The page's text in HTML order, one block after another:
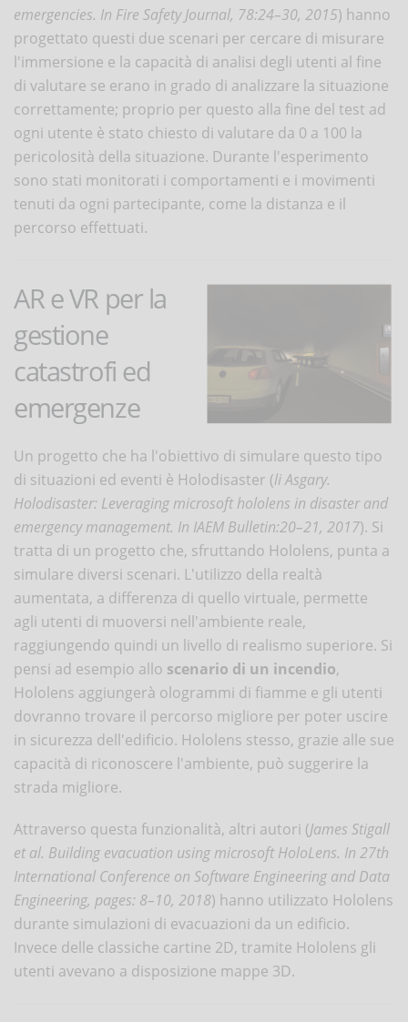
emergencies. In Fire Safety Journal, 78:24–30, 2015) hanno
progettato questi due scenari per cercare di misurare
l'immersione e la capacità di analisi degli utenti al fine
di valutare se erano in grado di analizzare la situazione
correttamente; proprio per questo alla fine del test ad
ogni utente è stato chiesto di valutare da 0 a 100 la
pericolosità della situazione. Durante l'esperimento
sono stati monitorati i comportamenti e i movimenti
tenuti da ogni partecipante, come la distanza e il
percorso effettuati.
AR e VR per la
gestione
catastrofi ed
emergenze
Un progetto che ha l'obiettivo di simulare questo tipo
di situazioni ed eventi è Holodisaster (li Asgary.
Holodisaster: Leveraging microsoft hololens in disaster and
emergency management. In IAEM Bulletin:20–21, 2017). Si
tratta di un progetto che, sfruttando Hololens, punta a
simulare diversi scenari. L'utilizzo della realtà
aumentata, a differenza di quello virtuale, permette
agli utenti di muoversi nell'ambiente reale,
raggiungendo quindi un livello di realismo superiore. Si
pensi ad esempio allo scenario di un incendio,
Hololens aggiungerà ologrammi di fiamme e gli utenti
dovranno trovare il percorso migliore per poter uscire
in sicurezza dell'edificio. Hololens stesso, grazie alle sue
capacità di riconoscere l'ambiente, può suggerire la
strada migliore.
Attraverso questa funzionalità, altri autori (James Stigall
et al. Building evacuation using microsoft HoloLens. In 27th
International Conference on Software Engineering and Data
Engineering, pages: 8–10, 2018) hanno utilizzato Hololens
durante simulazioni di evacuazioni da un edificio.
Invece delle classiche cartine 2D, tramite Hololens gli
utenti avevano a disposizione mappe 3D.